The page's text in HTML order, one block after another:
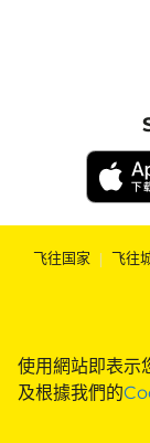
使用網站即表示
及根據我們的
飞往国家 | 飞往